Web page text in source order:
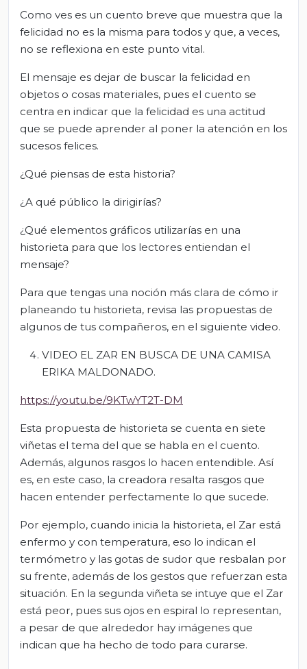
Como ves es un cuento breve que muestra que la
felicidad no es la misma para todos y que, a veces,
no se reflexiona en este punto vital.
El mensaje es dejar de buscar la felicidad en
objetos o cosas materiales, pues el cuento se
centra en indicar que la felicidad es una actitud
que se puede aprender al poner la atención en los
sucesos felices.
¿Qué piensas de esta historia?
¿A qué público la dirigirías?
¿Qué elementos gráficos utilizarías en una
historieta para que los lectores entiendan el
mensaje?
Para que tengas una noción más clara de cómo ir
planeando tu historieta, revisa las propuestas de
algunos de tus compañeros, en el siguiente video.
VIDEO EL ZAR EN BUSCA DE UNA CAMISA
ERIKA MALDONADO.
https://youtu.be/9KTwYT2T-DM
Esta propuesta de historieta se cuenta en siete
viñetas el tema del que se habla en el cuento.
Además, algunos rasgos lo hacen entendible. Así
es, en este caso, la creadora resalta rasgos que
hacen entender perfectamente lo que sucede.
Por ejemplo, cuando inicia la historieta, el Zar está
enfermo y con temperatura, eso lo indican el
termómetro y las gotas de sudor que resbalan por
su frente, además de los gestos que refuerzan esta
situación. En la segunda viñeta se intuye que el Zar
está peor, pues sus ojos en espiral lo representan,
a pesar de que alrededor hay imágenes que
indican que ha hecho de todo para curarse.